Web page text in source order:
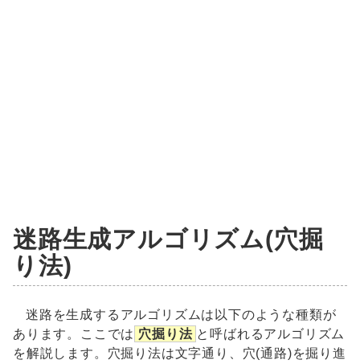
迷路生成アルゴリズム(穴掘
り法)
迷路を生成するアルゴリズムは以下のような種類が
あります。ここでは 穴掘り法 と呼ばれるアルゴリズム
を解説します。穴掘り法は文字通り、穴(通路)を掘り進